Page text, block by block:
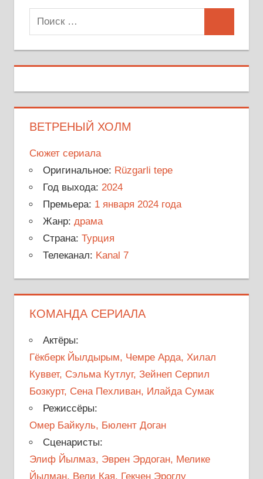
Поиск
для:
ВЕТРЕНЫЙ ХОЛМ
Сюжет сериала
Оригинальное: Rüzgarli tepe
Год выхода: 2024
Премьера: 1 января 2024 года
Жанр: драма
Страна: Турция
Телеканал: Kanal 7
КОМАНДА СЕРИАЛА
Актёры:
Гёкберк Йылдырым, Чемре Арда, Хилал
Куввет, Сэльма Кутлуг, Зейнеп Серпил
Бозкурт, Сена Пехливан, Илайда Сумак
Режиссёры:
Омер Байкуль, Бюлент Доган
Сценаристы:
Элиф Йылмаз, Эврен Эрдоган, Мелике
Йылман, Вели Кая, Гекчен Эроглу